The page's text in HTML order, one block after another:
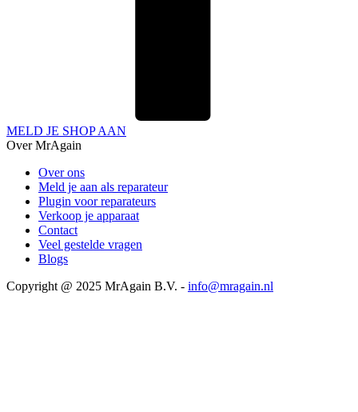
MELD JE SHOP AAN
Over MrAgain
Over ons
Meld je aan als reparateur
Plugin voor reparateurs
Verkoop je apparaat
Contact
Veel gestelde vragen
Blogs
Copyright @ 2025 MrAgain B.V. - info@mragain.nl